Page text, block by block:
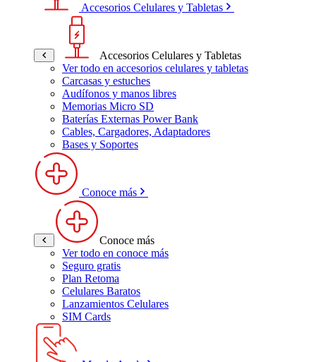
Accesorios Celulares y Tabletas
Accesorios Celulares y Tabletas
Ver todo en accesorios celulares y tabletas
Carcasas y estuches
Audífonos y manos libres
Memorias Micro SD
Baterías Externas Power Bank
Cables, Cargadores, Adaptadores
Bases y Soportes
Conoce más
Conoce más
Ver todo en conoce más
Seguro gratis
Plan Retoma
Celulares Baratos
Lanzamientos Celulares
SIM Cards